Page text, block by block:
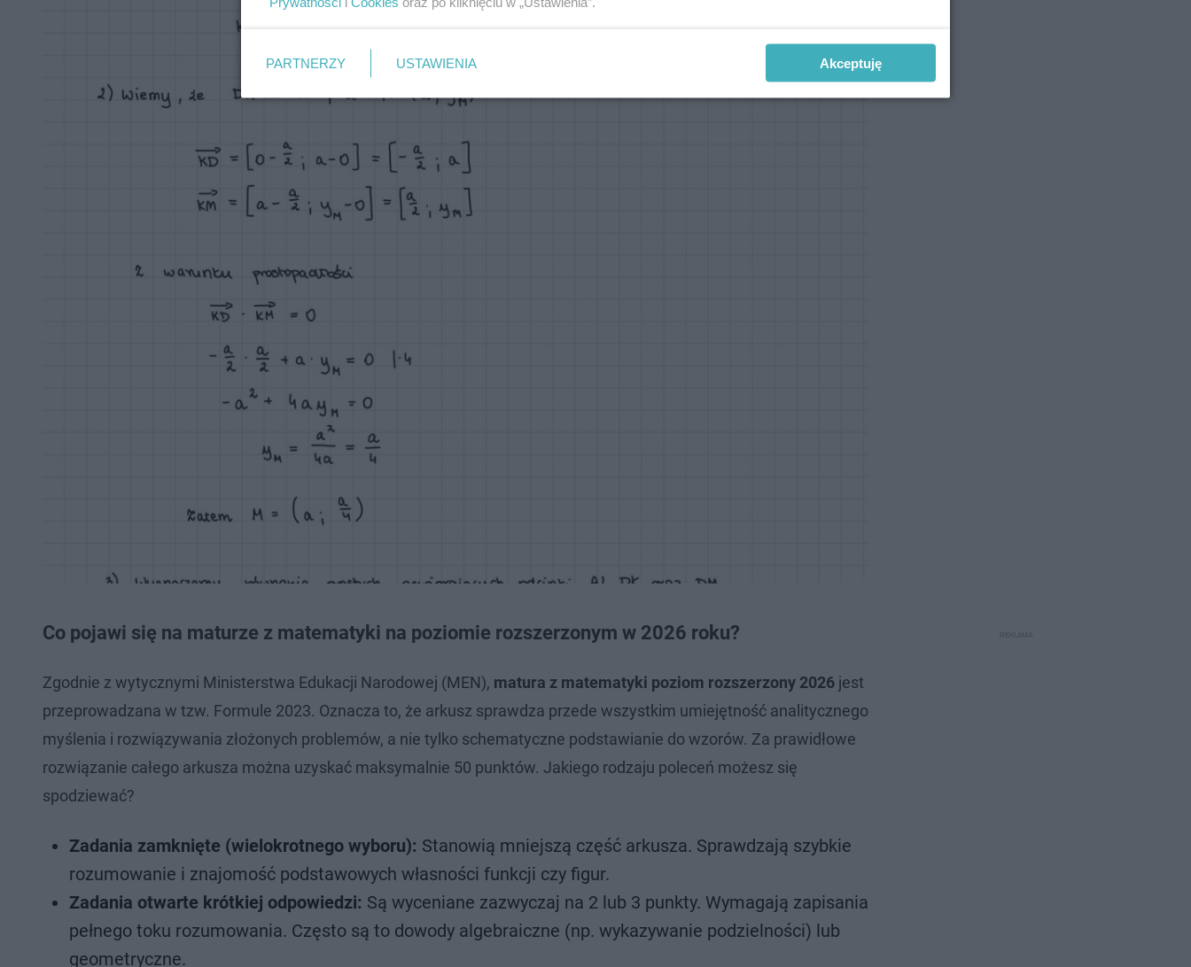
Co pojawi się na maturze z matematyki na poziomie rozszerzonym w 2026 roku?
Zgodnie z wytycznymi Ministerstwa Edukacji Narodowej (MEN), matura z matematyki poziom rozszerzony 2026 jest
przeprowadzana w tzw. Formule 2023. Oznacza to, że arkusz sprawdza przede wszystkim umiejętność analitycznego
myślenia i rozwiązywania złożonych problemów, a nie tylko schematyczne podstawianie do wzorów. Za prawidłowe
rozwiązanie całego arkusza można uzyskać maksymalnie 50 punktów. Jakiego rodzaju poleceń możesz się
spodziewać?
Zadania zamknięte (wielokrotnego wyboru): Stanowią mniejszą część arkusza. Sprawdzają szybkie
rozumowanie i znajomość podstawowych własności funkcji czy figur.
Zadania otwarte krótkiej odpowiedzi: Są wyceniane zazwyczaj na 2 lub 3 punkty. Wymagają zapisania
pełnego toku rozumowania. Często są to dowody algebraiczne (np. wykazywanie podzielności) lub
geometryczne.
PARTNERZY USTAWIENIA Akceptuję